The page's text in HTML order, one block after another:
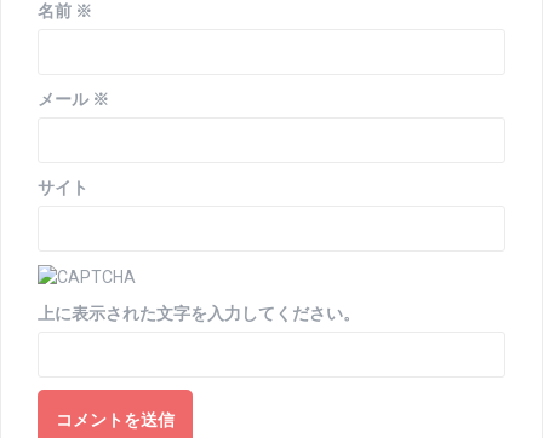
名前 ※
メール ※
サイト
上に表示された文字を入力してください。